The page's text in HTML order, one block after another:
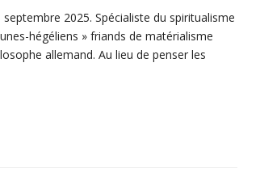
2025. Spécialiste du spiritualisme
hégéliens » friands de matérialisme
allemand. Au lieu de penser les